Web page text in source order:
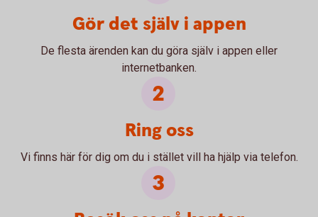
Gör det själv i appen
De flesta ärenden kan du göra själv i appen eller
internetbanken.
Ring oss
Vi finns här för dig om du i stället vill ha hjälp via telefon.